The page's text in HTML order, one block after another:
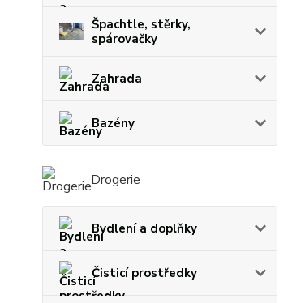
Špachtle, stěrky,
spárovačky
Zahrada
Bazény
Drogerie
Bydlení a doplňky
Čisticí prostředky